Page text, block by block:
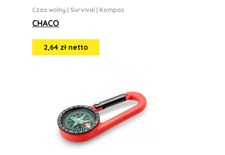
Czas wolny Survival Kompas
CHACO
2,64 zł netto